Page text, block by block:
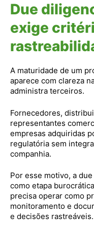
Due
exige
A maturidade de um
aparece com clareza
administra terceiros.
Fornecedores,
representantes
empresas adquiridas
regulatória sem
companhia.
Por esse motivo, a
como etapa
precisa operar como
monitoramento e
e decisões rastreáveis.